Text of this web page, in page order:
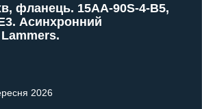
фланець. 15AA-90S-4-В5,
Асинхронний
2026